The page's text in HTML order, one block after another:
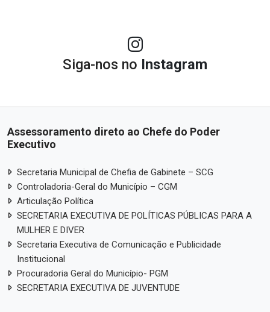
Siga-nos no Instagram
Assessoramento direto ao Chefe do Poder
Executivo
Secretaria Municipal de Chefia de Gabinete – SCG
Controladoria-Geral do Município – CGM
Articulação Política
SECRETARIA EXECUTIVA DE POLÍTICAS PÚBLICAS PARA A
MULHER E DIVER
Secretaria Executiva de Comunicação e Publicidade
Institucional
Procuradoria Geral do Município- PGM
SECRETARIA EXECUTIVA DE JUVENTUDE